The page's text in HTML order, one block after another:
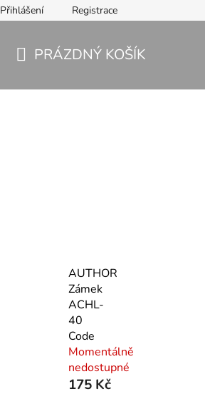
Přihlášení Registrace
PRÁZDNÝ KOŠÍK
AUTHOR
Zámek
ACHL-
40
Code
Momentálně
nedostupné
175 Kč